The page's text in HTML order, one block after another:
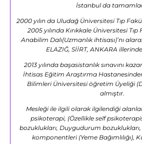
İstanbul da
2000 yılın da Uludağ Üniversitesi Tıp
2005 yılında Kırıkkale Üniversitesi
Anabilim Dalı(Uzmanlık ihtisası)’nı
ELAZIĞ, SİİRT, ANKARA
2013 yılında başasistanlık sınavını
İhtisas Eğitim Araştırma
Bilimleri Üniversitesi öğretim Üyeliği
almıştır.
Mesleği ile ilgili olarak ilgilendiği
psikoterapi, (Özellikle self
bozuklukları, Duygudurum
komponentleri (Yeme Bağımlılığı),